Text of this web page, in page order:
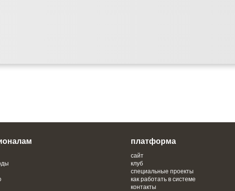
платформа
сайт
клуб
специальные проекты
как работать в системе
контакты